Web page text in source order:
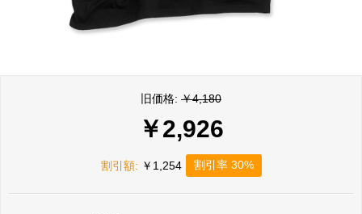
旧価格: ￥4,180
￥2,926
割引額: ￥ 1,254 割引率 30%